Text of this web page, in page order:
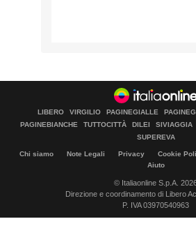
LIBERO VIRGILIO PAGINEGIALLE
PAGINEBIANCHE
TUTTOCITTÀ DILEI SIVIAGGIA
SUPEREVA
Chi siamo Note Legali Privacy Cookie
Aiuto
© Italiaonline S.p.A.
Direzione e coordinamento di Libero
P. IVA 03970540963